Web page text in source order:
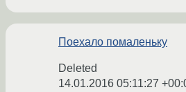
Поехало помаленьку
Deleted
14.01.2016 05:11:27